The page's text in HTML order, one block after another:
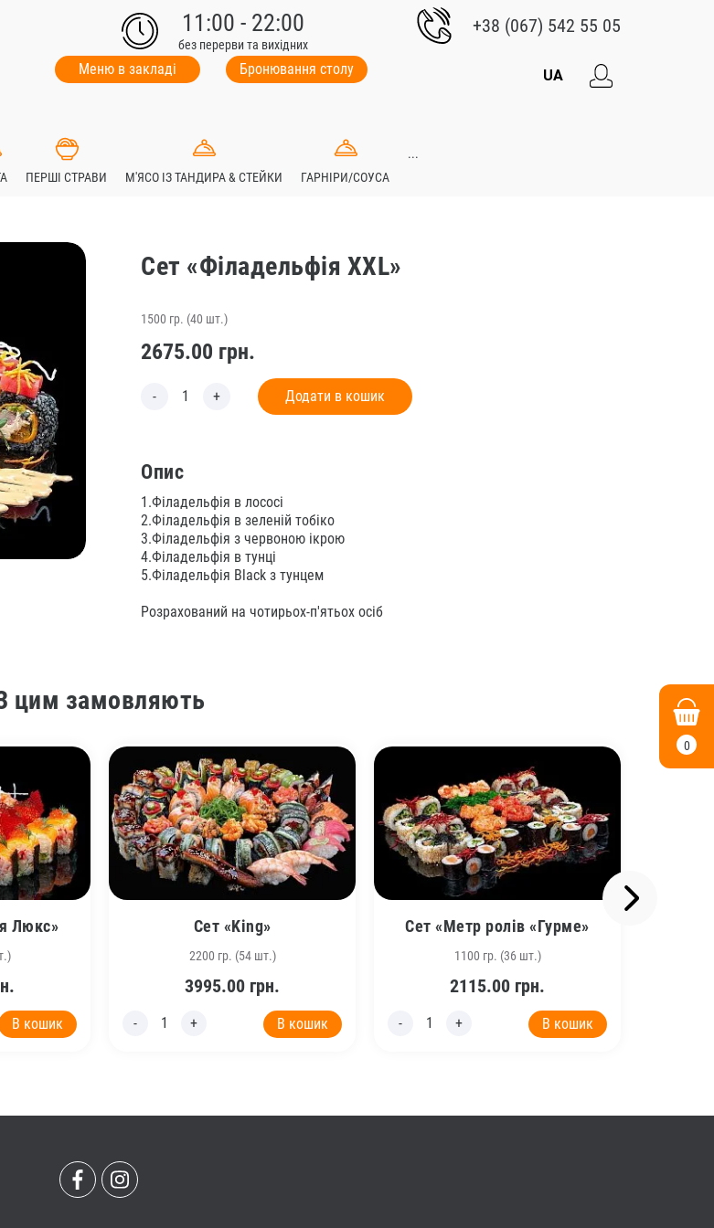
0
11:00 - 22:00
без перерви та вихідних
Меню в закладі Бронювання столу
+38 (067) 542 55 05
UA
ПЕРШІ СТРАВИ М'ЯСО ІЗ ТАНДИРА & СТЕЙКИ ГАРНІРИ/СОУСА
...
Сет «Філадельфія XXL»
1500 гр. (40 шт.)
2675.00 грн.
Додати в кошик
Опис
1.Філадельфія в лососі
2.Філадельфія в зеленій тобіко
3.Філадельфія з червоною ікрою
4.Філадельфія в тунці
5.Філадельфія Black з тунцем
Розрахований на чотирьох-п'ятьох осіб
цим замовляють
Люкс»
В кошик
Сет «King»
2200 гр. (54 шт.)
3995.00 грн.
В кошик
Сет «Метр ролів «Гурме»
1100 гр. (36 шт.)
2115.00 грн.
В кошик